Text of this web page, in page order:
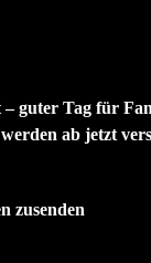
guter Tag für
ab jetzt
zusenden